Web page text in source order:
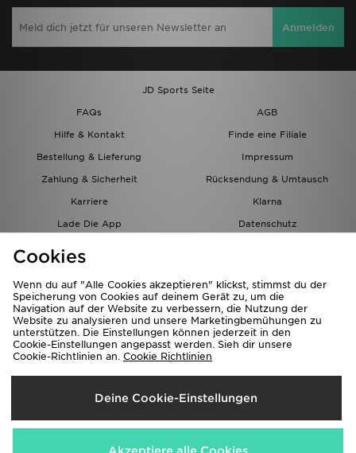
Anmelden
JD Sports Seite
FAQs
AGB
Hilfe & Kontakt
Finde eine Filiale
Bestellung & Lieferung
Impressum
Zahlung & Sicherheit
Rücksendung & Umtausch
Karriere
Klarna
Lade Die App
Datenschutz
Lieferung Nach
Österreich
Wir akzeptieren folgende Zahlungsmethoden
Cookies
Wenn du auf "Alle Cookies akzeptieren" klickst, stimmst du der
Speicherung von Cookies auf deinem Gerät zu, um die
Navigation auf der Website zu verbessern, die Nutzung der
Website zu analysieren und unsere Marketingbemühungen zu
unterstützen. Die Einstellungen können jederzeit in den
Cookie-Einstellungen angepasst werden. Sieh dir unsere
Cookie-Richtlinien an. Cookie Richtlinien
Deine Cookie-Einstellungen